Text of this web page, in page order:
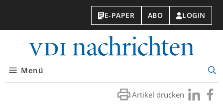
E-PAPER ABO LOGIN
Menü
Artikel drucken Besuchen